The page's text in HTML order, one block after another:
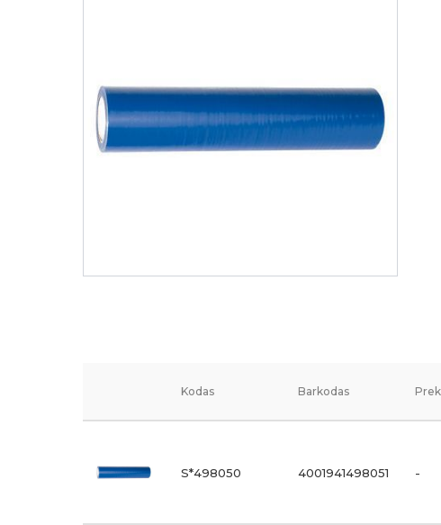
Kodas Barkodas
S*498050 4001941498051 -